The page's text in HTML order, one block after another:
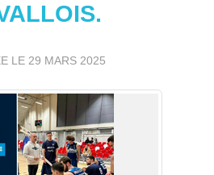
LE 29 MARS 2025